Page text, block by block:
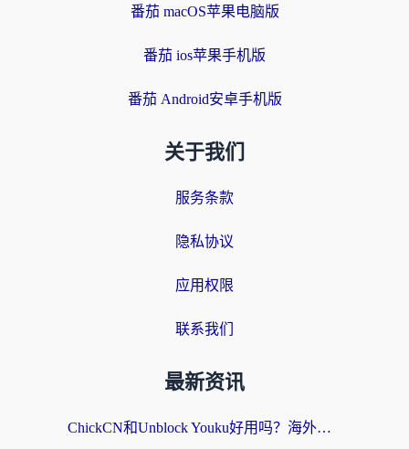
番茄 macOS苹果电脑版
番茄 ios苹果手机版
番茄 Android安卓手机版
关于我们
服务条款
隐私协议
应用权限
联系我们
最新资讯
ChickCN和Unblock Youku好用吗？海外党亲测3款回国加速器，附iOS免费选择指南